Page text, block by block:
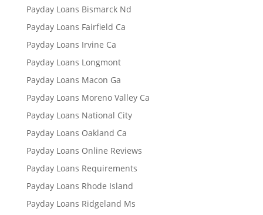
Payday Loans Bismarck Nd
Payday Loans Fairfield Ca
Payday Loans Irvine Ca
Payday Loans Longmont
Payday Loans Macon Ga
Payday Loans Moreno Valley Ca
Payday Loans National City
Payday Loans Oakland Ca
Payday Loans Online Reviews
Payday Loans Requirements
Payday Loans Rhode Island
Payday Loans Ridgeland Ms